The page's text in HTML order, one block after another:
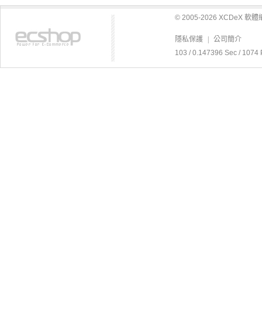
© 2005-2026 XCDeX 軟體
隱私保護
公司簡介
103 / 0.147396 Sec / 1074